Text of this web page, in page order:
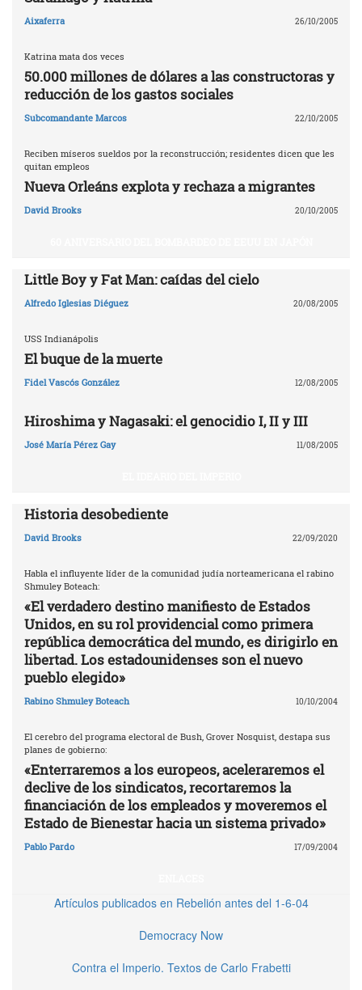
Aixaferra 26/10/2005
Katrina mata dos veces
50.000 millones de dólares a las constructoras y
reducción de los gastos sociales
Subcomandante Marcos 22/10/2005
Reciben míseros sueldos por la reconstrucción; residentes dicen que les
quitan empleos
Nueva Orleáns explota y rechaza a migrantes
David Brooks 20/10/2005
Little Boy y Fat Man: caídas del cielo
Alfredo Iglesias Diéguez 20/08/2005
USS Indianápolis
El buque de la muerte
Fidel Vascós González 12/08/2005
Hiroshima y Nagasaki: el genocidio I, II y III
José María Pérez Gay 11/08/2005
Historia desobediente
David Brooks 22/09/2020
Habla el influyente líder de la comunidad judía norteamericana el rabino
Shmuley Boteach:
«El verdadero destino manifiesto de Estados
Unidos, en su rol providencial como primera
república democrática del mundo, es dirigirlo en
libertad. Los estadounidenses son el nuevo
pueblo elegido»
Rabino Shmuley Boteach 10/10/2004
El cerebro del programa electoral de Bush, Grover Nosquist, destapa sus
planes de gobierno:
«Enterraremos a los europeos, aceleraremos el
declive de los sindicatos, recortaremos la
financiación de los empleados y moveremos el
Estado de Bienestar hacia un sistema privado»
Pablo Pardo 17/09/2004
Artículos publicados en Rebelión antes del 1-6-04
Democracy Now
Contra el Imperio. Textos de Carlo Frabetti